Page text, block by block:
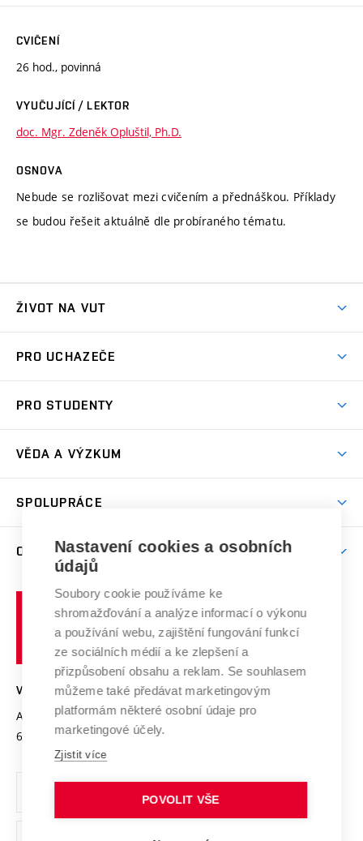
CVIČENÍ
26 hod., povinná
VYUČUJÍCÍ / LEKTOR
doc. Mgr. Zdeněk Opluštil, Ph.D.
OSNOVA
Nebude se rozlišovat mezi cvičením a přednáškou. Příklady
se budou řešeit aktuálně dle probíraného tématu.
ŽIVOT NA VUT
Koleje
Sport na VUT
PRO UCHAZEČE
Dny otevřených dveří
Celoživotní vzdělávání
E-přihláška
PRO STUDENTY
Harmonogram akademického roku
Závěrečné práce
Doktorské studium
Zpracování osobních údajů studentů
Sociální bezpečí
Studium bez bariér
Podpora podnikání
VĚDA A VÝZKUM
Mezinárodní vědecká rada
Systém zajišťování kvality výzkumu
Výzkumné infrastruktury
Transfer znalostí
Open Science
Projekty
Projekty ze strukturálních fondů
Specifický výzkum
SPOLUPRÁCE
Zahraniční spolupráce
Spolupráce se školami
Služby univerzity
Mezinárodní dohody
Univerzitní sítě
O UNIVERZITĚ
Profil univerzity
Udržitelná univerzita
Podnikavá univerzita / ContriBUTe
Bezpečná univerzita
Vyznamenání
Organizační struktura
Ochrana osobních údajů
učení
technické
VYSOKÉ UČENÍ TECHNICKÉ V BRNĚ
Antonínská 548/1
602 00 Brno
www.vut.cz
vut@vutbr.cz
Nastavení cookies a osobních
údajů
Soubory cookie používáme ke
shromažďování a analýze informací o výkonu
a používání webu, zajištění fungování funkcí
ze sociálních médií a ke zlepšení a
přizpůsobení obsahu a reklam. Se souhlasem
můžeme také předávat marketingovým
platformám některé osobní údaje pro
marketingové účely.
Zjistit více
POVOLIT VŠE